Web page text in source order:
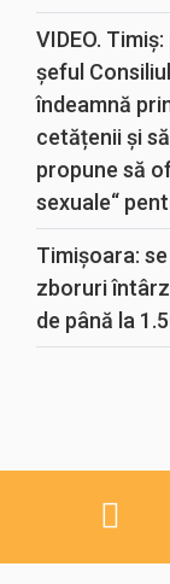
VIDEO.
șeful
îndeamnă
cetățenii și
propune să
sexuale“
Timișoara:
zboruri
de până la